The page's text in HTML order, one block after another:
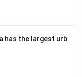
has the largest urb